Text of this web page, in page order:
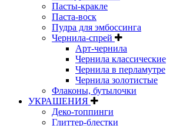
Пасты-кракле
Паста-воск
Пудра для эмбоссинга
Чернила-спрей
Арт-чернила
Чернила классические
Чернила в перламутре
Чернила золотистые
Флаконы, бутылочки
УКРАШЕНИЯ
Деко-топпинги
Глиттер-блестки